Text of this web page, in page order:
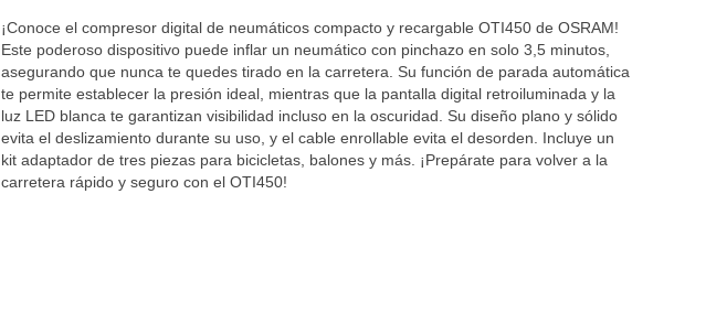
¡Conoce el compresor digital de neumáticos compacto y recargable OTI450 de OSRAM!
Este poderoso dispositivo puede inflar un neumático con pinchazo en solo 3,5 minutos,
asegurando que nunca te quedes tirado en la carretera. Su función de parada automática
te permite establecer la presión ideal, mientras que la pantalla digital retroiluminada y la
luz LED blanca te garantizan visibilidad incluso en la oscuridad. Su diseño plano y sólido
evita el deslizamiento durante su uso, y el cable enrollable evita el desorden. Incluye un
kit adaptador de tres piezas para bicicletas, balones y más. ¡Prepárate para volver a la
carretera rápido y seguro con el OTI450!